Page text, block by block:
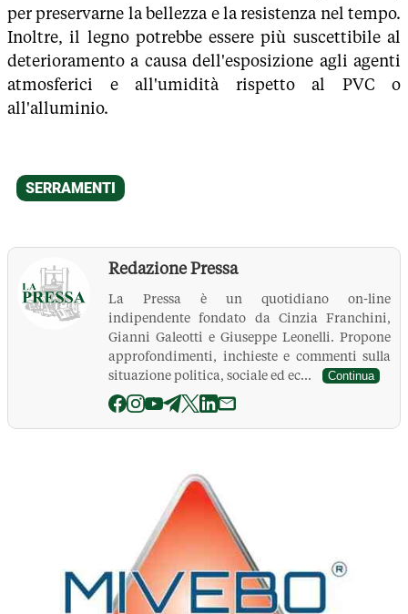
per preservarne la bellezza e la resistenza nel tempo.
Inoltre, il legno potrebbe essere più suscettibile al
deterioramento a causa dell'esposizione agli agenti
atmosferici e all'umidità rispetto al PVC o
all'alluminio.
Redazione Pressa
La Pressa è un quotidiano on-line
indipendente fondato da Cinzia Franchini,
Gianni Galeotti e Giuseppe Leonelli. Propone
approfondimenti, inchieste e commenti sulla
situazione politica, sociale ed ec...
Continua